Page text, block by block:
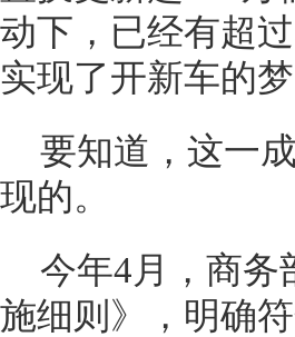
动下，已经有超
实现了开新车的梦
要知道，这一
现的。
今年4月，商务
施细则》，明确